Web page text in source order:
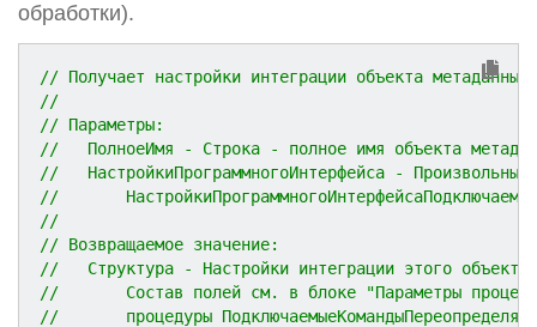
обработки).
// Получает настройки интеграции объекта
//
// Параметры:
//   ПолноеИмя - Строка - полное имя объекта
//   НастройкиПрограммногоИнтерфейса -
//
//
// Возвращаемое значение:
//   Структура - Настройки интеграции этого объекта.
//       Состав полей см. в блоке "Параметры
//       процедуры